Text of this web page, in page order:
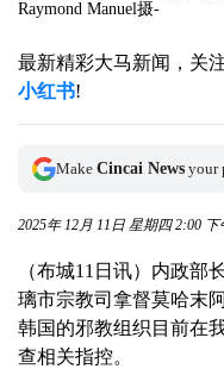
Raymond Manuel摄-
最新精彩大马新闻，关
小红书!
Make Cincai News your
2025年 12月 11日 星期四 2:00 下
（布城11日讯）内政部
璃市宗教司拿督莫哈末
韩国的邪教组织目前在
查相关指控。